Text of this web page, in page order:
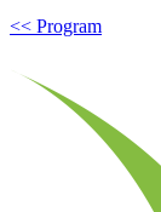
<< Program